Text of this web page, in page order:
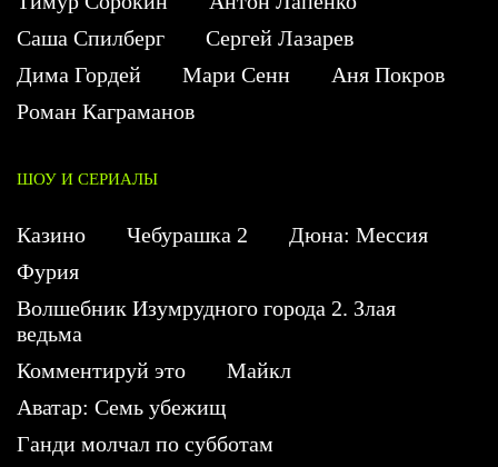
Саша Спилберг
Сергей Лазарев
Дима Гордей
Мари Сенн
Аня Покров
Роман Каграманов
ШОУ И СЕРИАЛЫ
Казино Чебурашка 2
Дюна: Мессия
Фурия
Волшебник Изумрудного города 2. Злая
ведьма
Комментируй это
Майкл
Аватар: Семь убежищ
Ганди молчал по субботам